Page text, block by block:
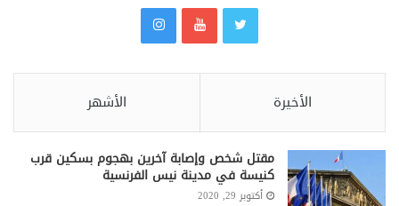
الأخيرة الأشهر
مقتل شخص وإصابة آخرين بهجوم بسكين قرب
كنيسة في مدينة نيس الفرنسية
أكتوبر 29, 2020